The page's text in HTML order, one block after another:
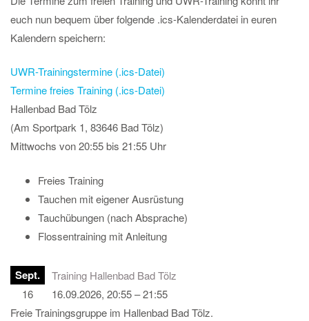
euch nun bequem über folgende .ics-Kalenderdatei in euren
Kalendern speichern:
UWR-Trainingstermine (.ics-Datei)
Termine freies Training (.ics-Datei)
Hallenbad Bad Tölz
(Am Sportpark 1, 83646 Bad Tölz)
Mittwochs von 20:55 bis 21:55 Uhr
Freies Training
Tauchen mit eigener Ausrüstung
Tauchübungen (nach Absprache)
Flossentraining mit Anleitung
Sept.
16
Training Hallenbad Bad Tölz
16.09.2026, 20:55 – 21:55
Freie Trainingsgruppe im Hallenbad Bad Tölz.